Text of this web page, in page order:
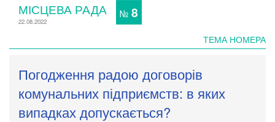
МІСЦЕВА РАДА
22.08.2022
№ 8
ТЕМА НОМЕРА
Погодження радою договорів
комунальних підприємств: в яких
випадках допускається?